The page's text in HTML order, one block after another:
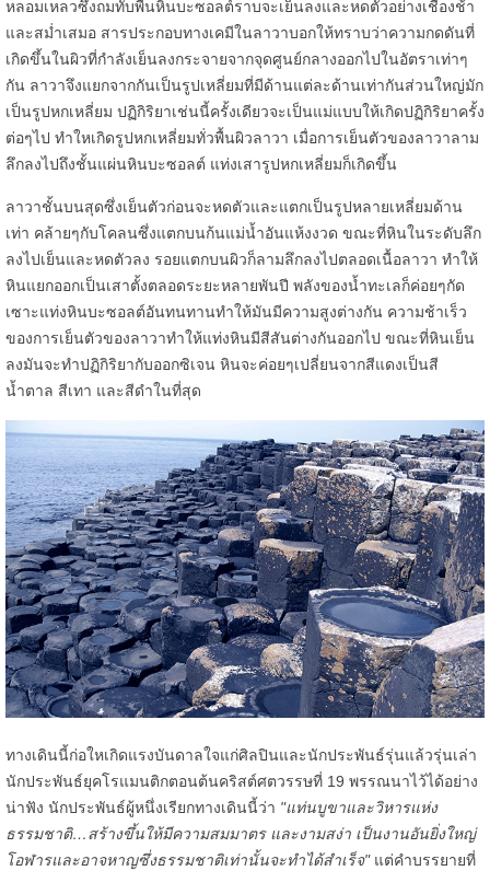
หลอมเหลวซึ่งถมทับพื้นหินบะซอลต์ราบจะเย็นลงและหดตัวอย่างเชื่องช้า
และสม่ำเสมอ สารประกอบทางเคมีในลาวาบอกให้ทราบว่าความกดดันที่
เกิดขึ้นในผิวที่กำลังเย็นลงกระจายจากจุดศูนย์กลางออกไปในอัตราเท่าๆ
กัน ลาวาจึงแยกจากกันเป็นรูปเหลี่ยมที่มีด้านแต่ละด้านเท่ากันส่วนใหญ่มัก
เป็นรูปหกเหลี่ยม ปฏิกิริยาเช่นนี้ครั้งเดียวจะเป็นแม่แบบให้เกิดปฏิกิริยาครั้ง
ต่อๆไป ทำใหเกิดรูปหกเหลี่ยมทั่วพื้นผิวลาวา เมื่อการเย็นตัวของลาวาลาม
ลึกลงไปถึงชั้นแผ่นหินบะซอลต์ แท่งเสารูปหกเหลี่ยมก็เกิดขึ้น
ลาวาชั้นบนสุดซึ่งเย็นตัวก่อนจะหดตัวและแตกเป็นรูปหลายเหลี่ยมด้าน
เท่า คล้ายๆกับโคลนซึ่งแตกบนก้นแม่น้ำอันแห้งงวด ขณะที่หินในระดับลึก
ลงไปเย็นและหดตัวลง รอยแตกบนผิวก็ลามลึกลงไปตลอดเนื้อลาวา ทำให้
หินแยกออกเป็นเสาตั้งตลอดระยะหลายพันปี พลังของน้ำทะเลก็ค่อยๆกัด
เซาะแท่งหินบะซอลต์อันทนทานทำให้มันมีความสูงต่างกัน ความช้าเร็ว
ของการเย็นตัวของลาวาทำให้แท่งหินมีสีสันต่างกันออกไป ขณะที่หินเย็น
ลงมันจะทำปฏิกิริยากับออกซิเจน หินจะค่อยๆเปลี่ยนจากสีแดงเป็นสี
น้ำตาล สีเทา และสีดำในที่สุด
ทางเดินนี้ก่อใหเกิดแรงบันดาลใจแก่ศิลปินและนักประพันธ์รุ่นแล้วรุ่นเล่า
นักประพันธ์ยุคโรแมนติกตอนต้นคริสต์ศตวรรษที่ 19 พรรณนาไว้ได้อย่าง
น่าฟัง นักประพันธ์ผู้หนึ่งเรียกทางเดินนี้ว่า "แท่นบูขาและวิหารแห่ง
ธรรมชาติ…สร้างขึ้นให้มีความสมมาตร และงามสง่า เป็นงานอันยิ่งใหญ่
โอฬารและอาจหาญซึ่งธรรมชาติเท่านั้นจะทำได้สำเร็จ"แต่คำบรรยายที่